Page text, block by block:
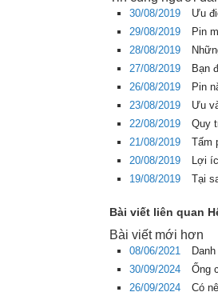
30/08/2019 Ưu
29/08/2019
Pin
28/08/2019
27/08/2019
Bạn
26/08/2019
Pin
23/08/2019
Ưu
22/08/2019
Quy
21/08/2019
Tấm
20/08/2019
Lợi
19/08/2019
Tại
Bài viết liên quan
Bài viết mới hơn
08/06/2021
30/09/2024
Ống
26/09/2024
Có